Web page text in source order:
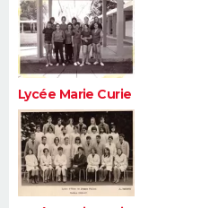
Lycée Marie Curie